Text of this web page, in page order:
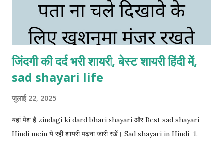
जिंदगी की दर्द भरी शायरी, बेस्ट शायरी हिंदी में,
sad shayari life
जुलाई 22, 2025
यहां पेश है zindagi ki dard bhari shayari और Best sad shayari
Hindi mein ये रही शायरी पढ़ना जारी रखें। Sad shayari in Hindi 1.